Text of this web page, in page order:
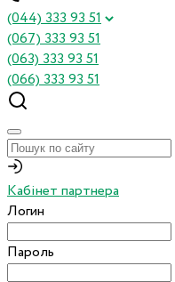
(044) 333 93 51
(067) 333 93 51
(063) 333 93 51
(066) 333 93 51
Кабінет партнера
Логин
Пароль